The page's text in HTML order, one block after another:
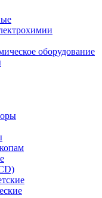
оборудование